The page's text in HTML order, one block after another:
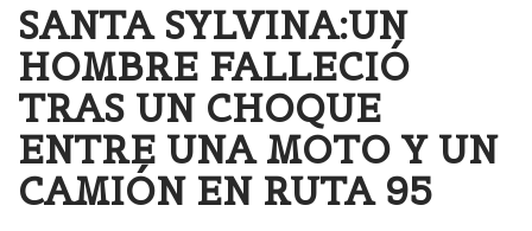
SANTA SYLVINA:UN
HOMBRE FALLECIÓ
TRAS UN CHOQUE
ENTRE UNA MOTO Y UN
CAMIÓN EN RUTA 95